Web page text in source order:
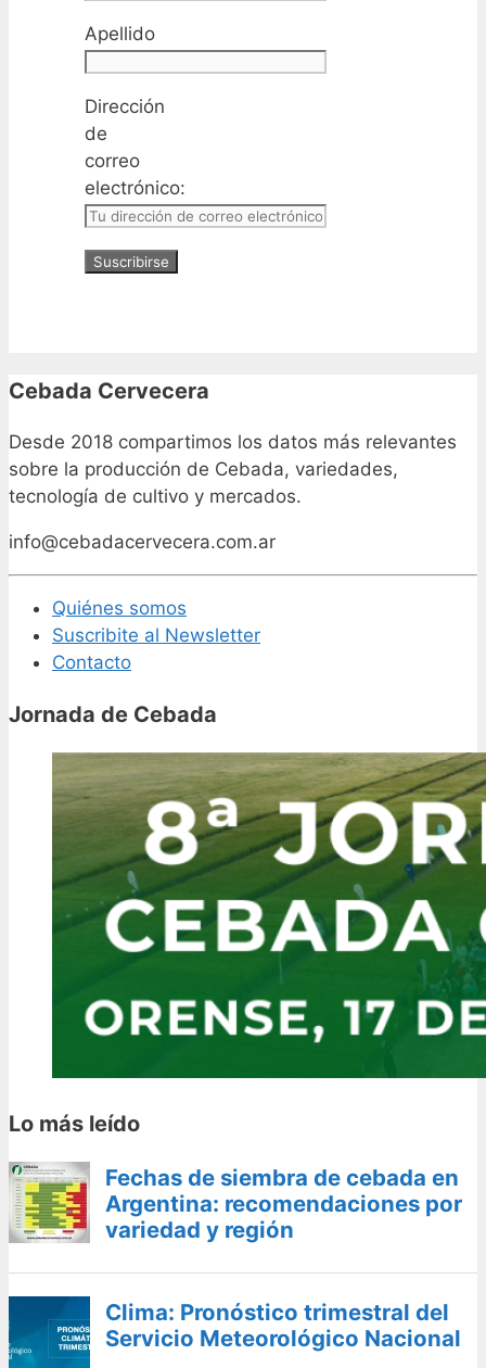
Apellido
Dirección
de
correo
electrónico:
Cebada Cervecera
Desde 2018 compartimos los datos más relevantes
sobre la producción de Cebada, variedades,
tecnología de cultivo y mercados.
info@cebadacervecera.com.ar
Quiénes somos
Suscribite al Newsletter
Contacto
Jornada de Cebada
Lo más leído
Fechas de siembra de cebada en
Argentina: recomendaciones por
variedad y región
Clima: Pronóstico trimestral del
Servicio Meteorológico Nacional